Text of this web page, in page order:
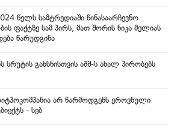
წელს სამტრედიაში წინასაარჩევნო
ფაქტზე სამ პირს, მათ შორის ნიკა მელიას
წარუდგინა
სრუტის გახსნისთვის აშშ-ს ახალ პირობებს
არ წარმოდგენს ეროვნული
- სებ